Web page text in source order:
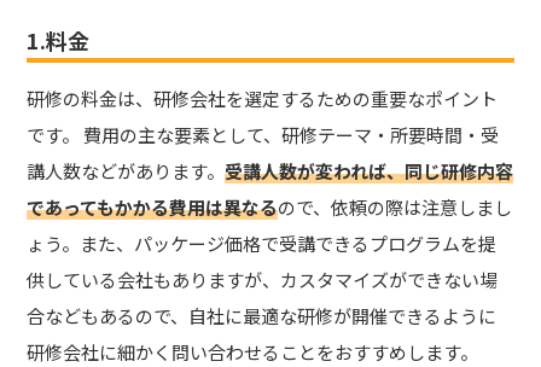
1.料金
研修の料金は、研修会社を選定するための重要なポイント
です。 費用の主な要素として、研修テーマ・所要時間・受
講人数などがあります。受講人数が変われば、同じ研修内容
であってもかかる費用は異なるので、依頼の際は注意しまし
ょう。また、パッケージ価格で受講できるプログラムを提
供している会社もありますが、カスタマイズができない場
合などもあるので、自社に最適な研修が開催できるように
研修会社に細かく問い合わせることをおすすめします。